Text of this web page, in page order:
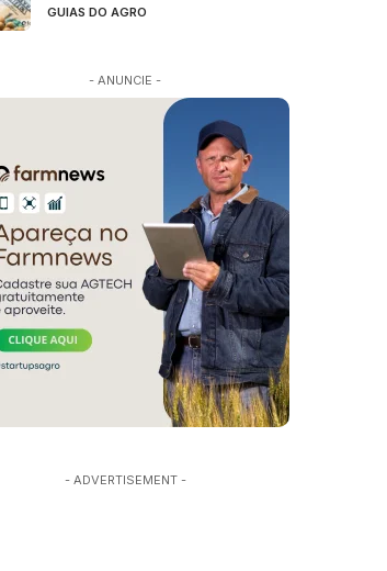
GUIAS DO AGRO
- ANUNCIE -
- ADVERTISEMENT -